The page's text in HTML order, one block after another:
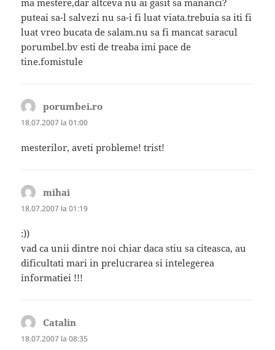
puteai sa-l salvezi nu sa-i fi luat viata.trebuia sa iti fi
luat vreo bucata de salam.nu sa fi mancat saracul
porumbel.bv esti de treaba imi pace de
tine.fomistule
porumbei.ro
18.07.2007 la 01:00
mesterilor, aveti probleme! trist!
mihai
18.07.2007 la 01:19
:))
vad ca unii dintre noi chiar daca stiu sa citeasca, au
dificultati mari in prelucrarea si intelegerea
informatiei !!!
Catalin
18.07.2007 la 08:35